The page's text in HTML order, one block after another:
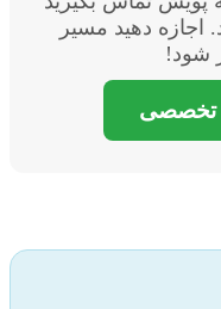
اجازه دهید مسیر
شود!
تخصصی